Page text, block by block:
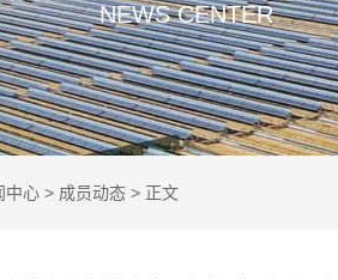
NEWS CENTER
中心 > 成员动态 > 正文